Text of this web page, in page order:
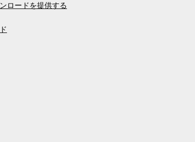
ロードを提供する